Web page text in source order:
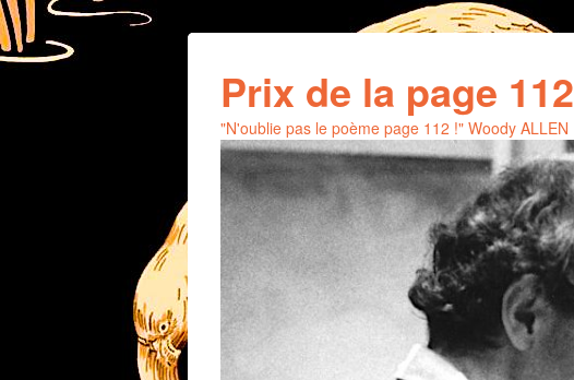
Prix de la page 112
"N'oublie pas le poème page 112 !" Woody ALLEN